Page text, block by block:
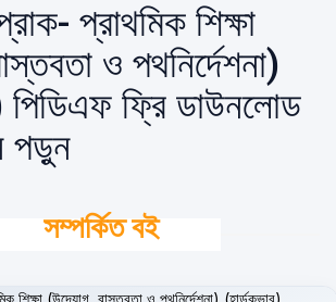
প্রাথমিক শিক্ষা
ও পথনির্দেশনা)
পিডিএফ ফ্রি ডাউনলোড
পড়ুন
সম্পর্কিত বই